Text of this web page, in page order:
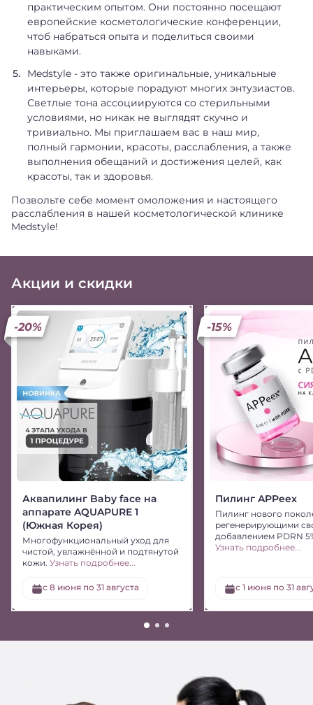
практическим опытом. Они постоянно посещают
европейские косметологические конференции,
чтоб набраться опыта и поделиться своими
навыками.
Medstyle - это также оригинальные, уникальные
интерьеры, которые порадуют многих энтузиастов.
Светлые тона ассоциируются со стерильными
условиями, но никак не выглядят скучно и
тривиально. Мы приглашаем вас в наш мир,
полный гармонии, красоты, расслабления, а также
выполнения обещаний и достижения целей, как
красоты, так и здоровья.
Позвольте себе момент омоложения и настоящего
расслабления в нашей косметологической клинике
Medstyle!
Акции и скидки
Аквапилинг Baby face на
аппарате AQUAPURE 1
(Южная Корея)
Многофункциональный уход для
чистой, увлажнённой и подтянутой
кожи. Узнать подробнее...
с 8 июня по 31 августа
-20%
Пилинг APPeex
Пилинг нового
регенерирующими
добавлением PDRN
Узнать подробнее...
c 1 июня по 31
-15%